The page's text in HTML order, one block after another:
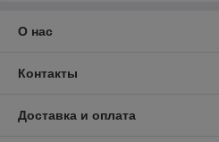
О нас
Контакты
Доставка и оплата